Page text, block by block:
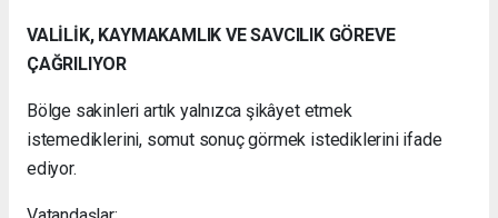
VALİLİK, KAYMAKAMLIK VE SAVCILIK GÖREVE
ÇAĞRILIYOR
Bölge sakinleri artık yalnızca şikâyet etmek
istemediklerini, somut sonuç görmek istediklerini ifade
ediyor.